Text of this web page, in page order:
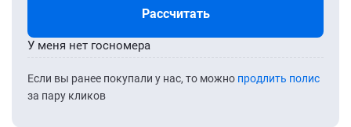
Рассчитать
Если вы ранее покупали у нас, то можно продлить полис
за пару кликов
У меня нет госномера